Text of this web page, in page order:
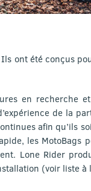
ont été conçus
en recherche
de la
afin qu’ils
les
Lone Rider
(voir liste à